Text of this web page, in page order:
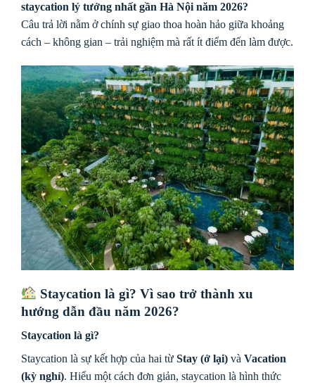
staycation lý tưởng nhất gần Hà Nội năm 2026?
Câu trả lời nằm ở chính sự giao thoa hoàn hảo giữa khoảng
cách – không gian – trải nghiệm mà rất ít điểm đến làm được.
Staycation là gì? Vì sao trở thành xu
hướng dẫn đầu năm 2026?
Staycation là gì?
Staycation là sự kết hợp của hai từ Stay (ở lại) và Vacation
(kỳ nghỉ). Hiểu một cách đơn giản, staycation là hình thức